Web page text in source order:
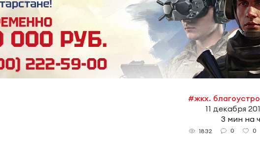
#жкх.
11 декабря
3 мин на
1832 0 0